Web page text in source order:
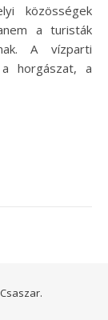
közösségek
a turisták
A vízparti
horgászat, a